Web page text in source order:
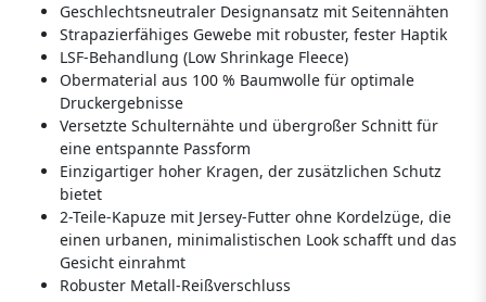
Geschlechtsneutraler Designansatz mit Seitennähten
Strapazierfähiges Gewebe mit robuster, fester Haptik
LSF-Behandlung (Low Shrinkage Fleece)
Obermaterial aus 100 % Baumwolle für optimale
Druckergebnisse
Versetzte Schulternähte und übergroßer Schnitt für
eine entspannte Passform
Einzigartiger hoher Kragen, der zusätzlichen Schutz
bietet
2-Teile-Kapuze mit Jersey-Futter ohne Kordelzüge, die
einen urbanen, minimalistischen Look schafft und das
Gesicht einrahmt
Robuster Metall-Reißverschluss